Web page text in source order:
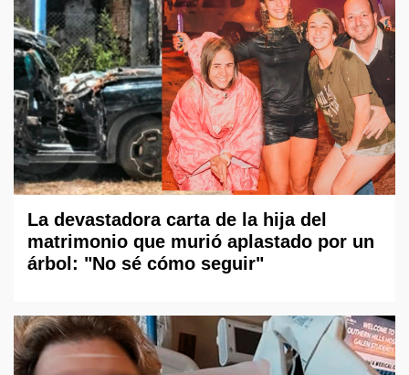
La devastadora carta de la hija del
matrimonio que murió aplastado por un
árbol: "No sé cómo seguir"